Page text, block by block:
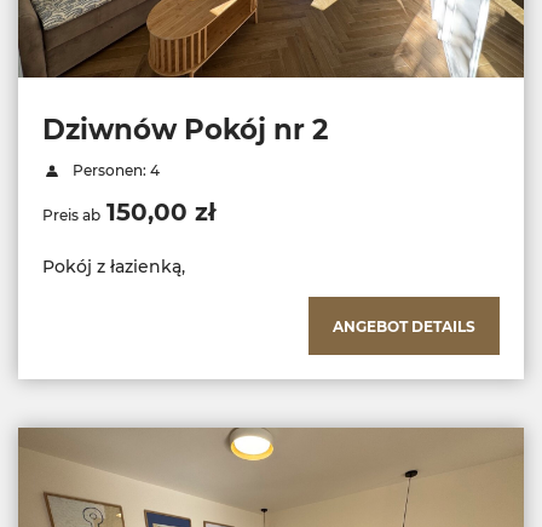
Dziwnów Pokój nr 2
Personen: 4
Preis ab 150,00 zł
Pokój z łazienką,
ANGEBOT DETAILS